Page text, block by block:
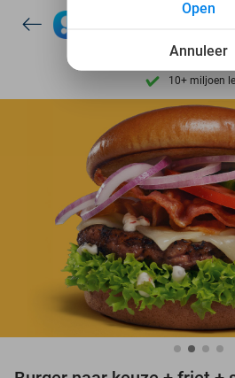
9,4 op
Ontdek
7 dagen per week
10+ miljoen
Annuleer
Open